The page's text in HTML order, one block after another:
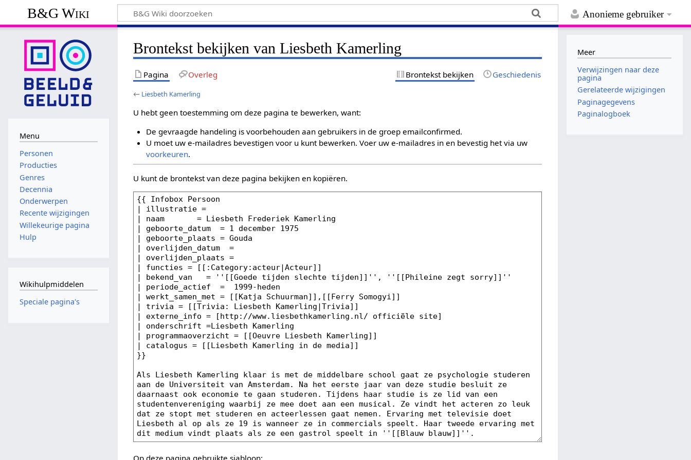
Anonieme gebruiker
B&G Wiki
Brontekst bekijken van Liesbeth Kamerling
Pagina Overleg Brontekst bekijken Geschiedenis
← Liesbeth Kamerling
U hebt geen toestemming om deze pagina te bewerken, want:
De gevraagde handeling is voorbehouden aan gebruikers in de groep emailconfirmed.
U moet uw e-mailadres bevestigen voor u kunt bewerken. Voer uw e-mailadres in en bevestig het via uw
voorkeuren.
U kunt de brontekst van deze pagina bekijken en kopiëren.
Op deze pagina gebruikte sjabloon:
Menu
Personen
Producties
Genres
Decennia
Onderwerpen
Recente wijzigingen
Willekeurige pagina
Hulp
Wikihulpmiddelen
Speciale pagina's
Meer
Verwijzingen naar deze
pagina
Gerelateerde wijzigingen
Paginagegevens
Paginalogboek